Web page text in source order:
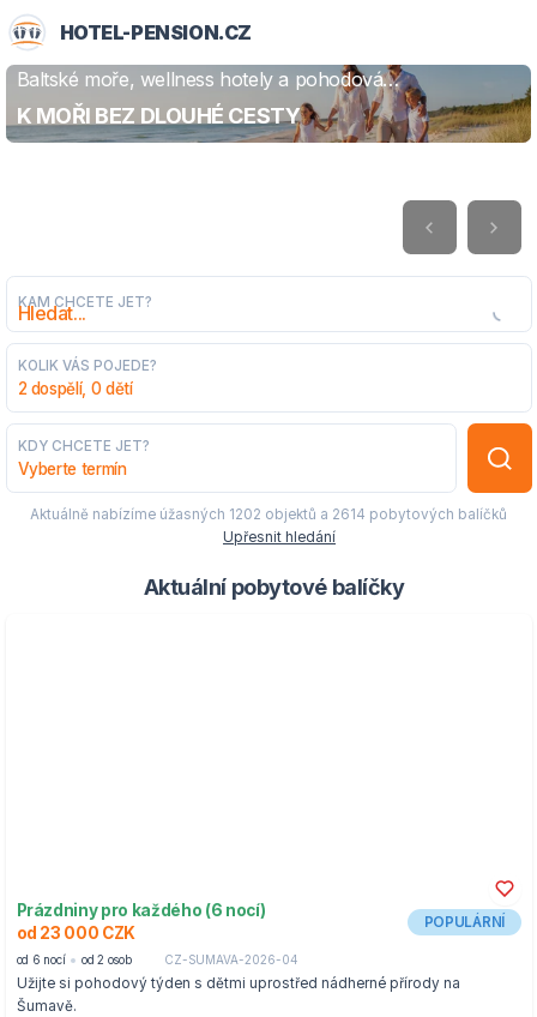
HOTEL-PENSION.CZ
Baltské moře, wellness hotely a pohodová
dovolená
K MOŘI BEZ DLOUHÉ CESTY
ZJISTIT VÍCE
KAM CHCETE JET?
KOLIK VÁS POJEDE?
2 dospělí, 0 dětí
KDY CHCETE JET?
Vyberte termín
Aktuálně nabízíme úžasných 1202 objektů a 2614 pobytových balíčků
Upřesnit hledání
Aktuální pobytové balíčky
Prázdniny pro každého (6 nocí)
od 23 000 CZK
POPULÁRNÍ
od 6 nocí od 2 osob CZ-SUMAVA-2026-04
Užijte si pohodový týden s dětmi uprostřed nádherné přírody na
Šumavě.